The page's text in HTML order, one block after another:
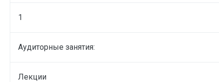
1
Аудиторные занятия:
Лекции